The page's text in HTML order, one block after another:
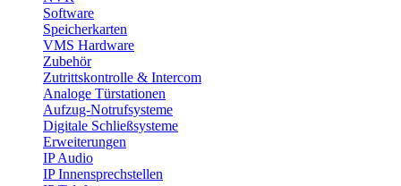
Software
Speicherkarten
VMS Hardware
Zubehör
Zutrittskontrolle & Intercom
Analoge Türstationen
Aufzug-Notrufsysteme
Digitale Schließsysteme
Erweiterungen
IP Audio
IP Innensprechstellen